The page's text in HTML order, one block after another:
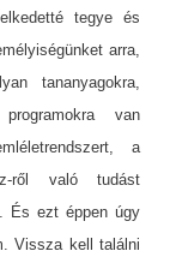
tegye és
arra,
tananyagokra,
van
a
ről való tudást
És ezt éppen úgy
Vissza kell találni